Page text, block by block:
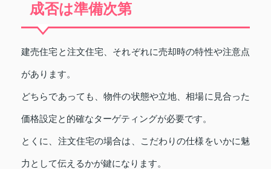
成否は準備次第
建売住宅と注文住宅、それぞれに売却時の特性や注意点
があります。
どちらであっても、物件の状態や立地、相場に見合った
価格設定と的確なターゲティングが必要です。
とくに、注文住宅の場合は、こだわりの仕様をいかに魅
力として伝えるかが鍵になります。